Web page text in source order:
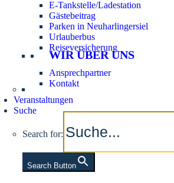
E-Tankstelle/Ladestation
Gästebeitrag
Parken in Neuharlingersiel
Urlauberbus
Reiseversicherung
WIR ÜBER UNS
Ansprechpartner
Kontakt
Veranstaltungen
Suche
Search for:
Search Button